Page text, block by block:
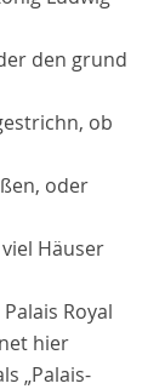
den grund
ob
oder
viel Häuser
Palais Royal
hier
„Palais-